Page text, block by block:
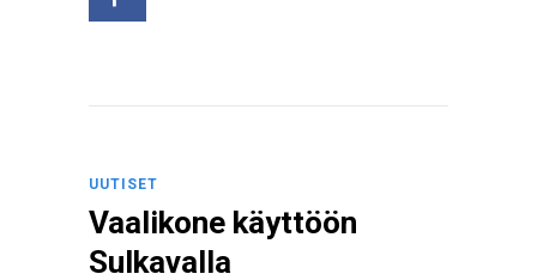
UUTISET
Vaalikone käyttöön
Sulkavalla